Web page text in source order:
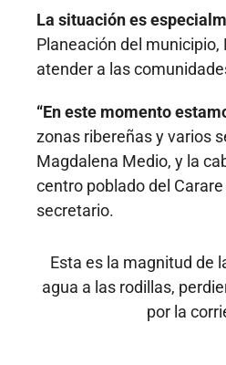
La situación es
Planeación del
atender a las
“En este momento
zonas ribereñas y varios
Magdalena Medio, y la
centro poblado del
secretario.
Esta es la magnitud de
agua a las rodillas,
por la